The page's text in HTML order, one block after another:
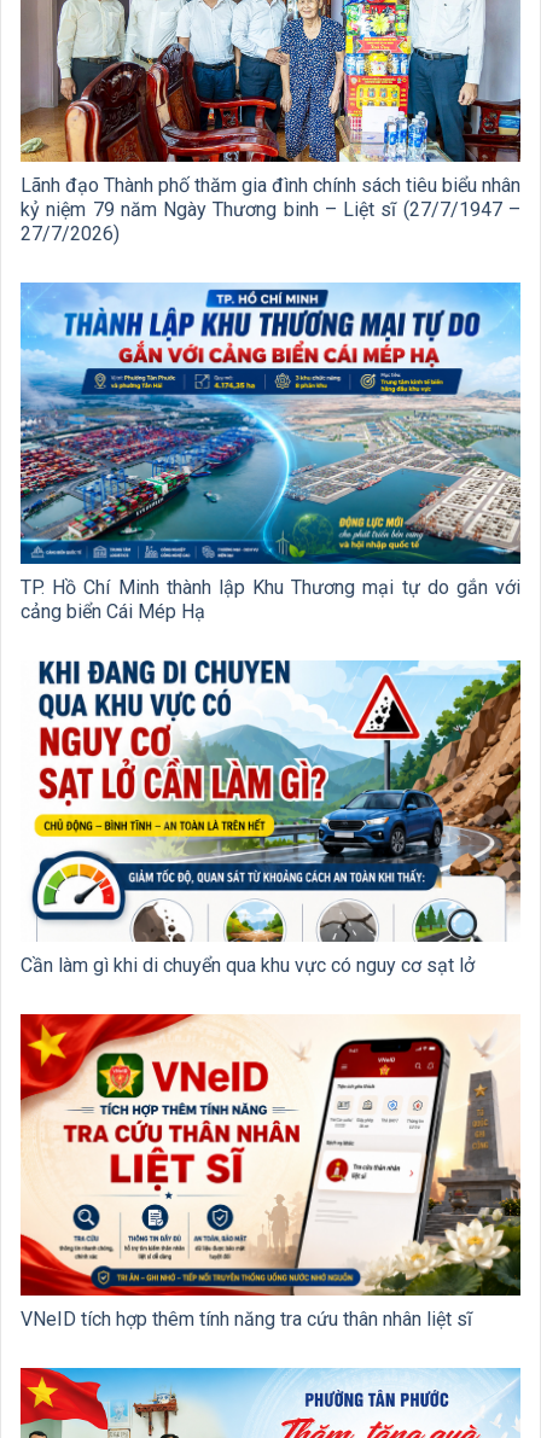
Lãnh đạo Thành phố thăm gia đình chính sách tiêu biểu nhân
kỷ niệm 79 năm Ngày Thương binh – Liệt sĩ (27/7/1947 –
27/7/2026)
TP. Hồ Chí Minh thành lập Khu Thương mại tự do gắn với
cảng biển Cái Mép Hạ
Cần làm gì khi di chuyển qua khu vực có nguy cơ sạt lở
VNeID tích hợp thêm tính năng tra cứu thân nhân liệt sĩ